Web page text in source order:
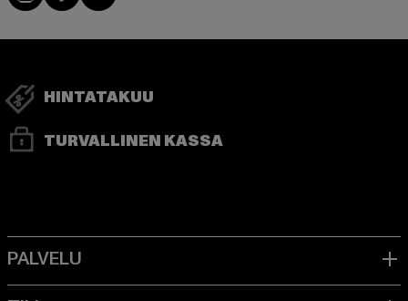
HINTATAKUU
TURVALLINEN KASSA